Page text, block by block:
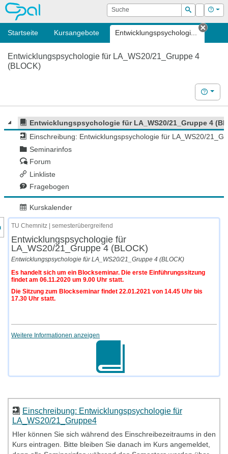
OPAL Suche
Suchen
Login Hilfe
Startseite Kursangebote Entwicklungspsychologi...
Tab
Entwicklungspsychologie für LA_WS20/21_Gruppe 4
(BLOCK)
Hilfe
Entwicklungspsychologie für LA_WS20/21_Gruppe 4
Einschreibung: Entwicklungspsychologie für LA_WS20/
Seminarinfos
Forum
Linkliste
Fragebogen
Kurskalender
des Kursmenüs
TU Chemnitz | semesterübergreifend
Entwicklungspsychologie für
LA_WS20/21_Gruppe 4 (BLOCK)
Entwicklungspsychologie für LA_WS20/21_Gruppe 4 (BLOCK)
Es handelt sich um ein Blockseminar. Die erste Einführungssitzung
findet am 06.11.2020 um 9.00 Uhr statt.
Die Sitzung zum Blockseminar findet 22.01.2021 von 14.45 Uhr bis
17.30 Uhr statt.
Weitere Informationen anzeigen
Einschreibung: Entwicklungspsychologie für
LA_WS20/21_Gruppe4
HIer können Sie sich während des Einschreibezeitraums in den
Kurs eintragen. Bitte bleiben Sie danach im Kurs angemeldet,